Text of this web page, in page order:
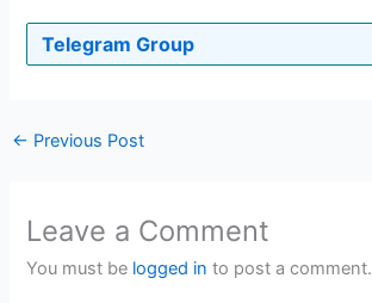
Telegram Group
← Previous Post
Leave a Comment
You must be logged in to post a comment.